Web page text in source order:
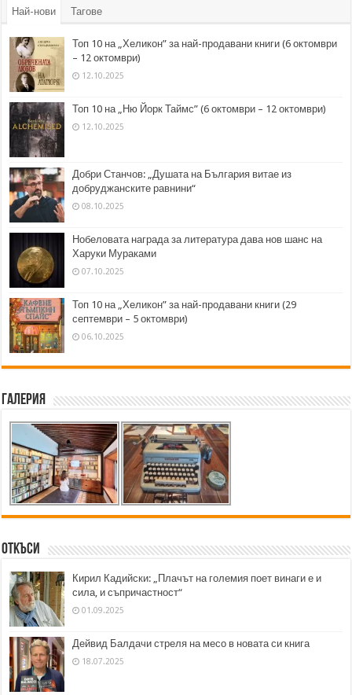
Най-нови Тагове
Топ 10 на „Хеликон” за най-продавани книги (6 октомври
– 12 октомври)
12.10.2025
Топ 10 на „Ню Йорк Таймс” (6 октомври – 12 октомври)
12.10.2025
Добри Станчов: „Душата на България витае из
добруджанските равнини“
08.10.2025
Нобеловата награда за литература дава нов шанс на
Харуки Мураками
07.10.2025
Топ 10 на „Хеликон” за най-продавани книги (29
септември – 5 октомври)
06.10.2025
Галерия
Откъси
Кирил Кадийски: „Плачът на големия поет винаги е и
сила, и съпричастност“
01.09.2025
Дейвид Балдачи стреля на месо в новата си книга
18.07.2025